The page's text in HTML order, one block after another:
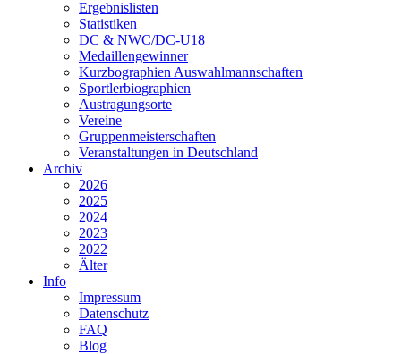
Ergebnislisten
Statistiken
DC & NWC/DC-U18
Medaillengewinner
Kurzbographien Auswahlmannschaften
Sportlerbiographien
Austragungsorte
Vereine
Gruppenmeisterschaften
Veranstaltungen in Deutschland
Archiv
2026
2025
2024
2023
2022
Älter
Info
Impressum
Datenschutz
FAQ
Blog